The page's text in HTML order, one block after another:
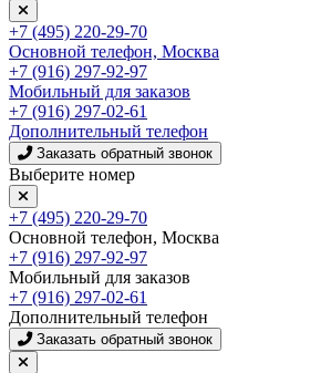
+7 (495) 220-29-70
Основной телефон, Москва
+7 (916) 297-92-97
Мобильный для заказов
+7 (916) 297-02-61
Дополнительный телефон
Заказать обратный звонок
Выберите номер
+7 (495) 220-29-70
Основной телефон, Москва
+7 (916) 297-92-97
Мобильный для заказов
+7 (916) 297-02-61
Дополнительный телефон
Заказать обратный звонок